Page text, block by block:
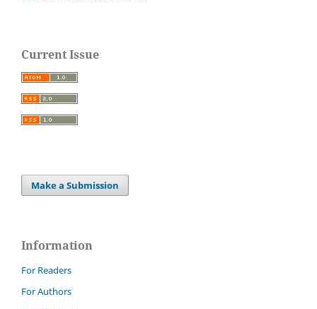
Current Issue
Make a Submission
Information
For Readers
For Authors